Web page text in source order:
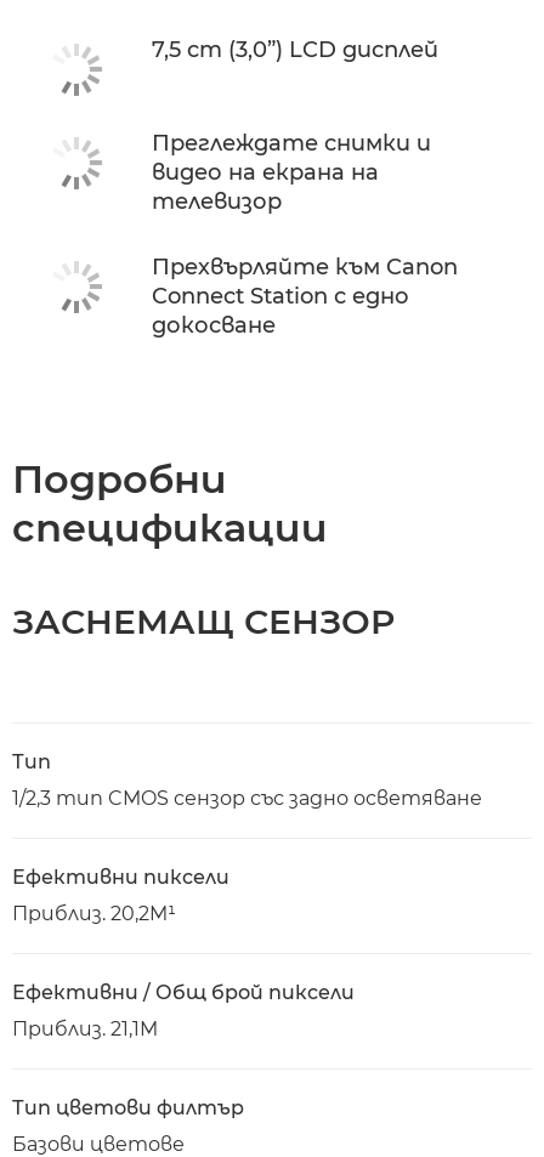
7,5 cm (3,0”) LCD дисплей
Преглеждате снимки и
видео на екрана на
телевизор
Прехвърляйте към Canon
Connect Station с едно
докосване
Подробни
спецификации
ЗАСНЕМАЩ СЕНЗОР
Тип
1/2,3 тип CMOS сензор със задно осветяване
Ефективни пиксели
Приблиз. 20,2M¹
Ефективни / Общ брой пиксели
Приблиз. 21,1M
Тип цветови филтър
Базови цветове